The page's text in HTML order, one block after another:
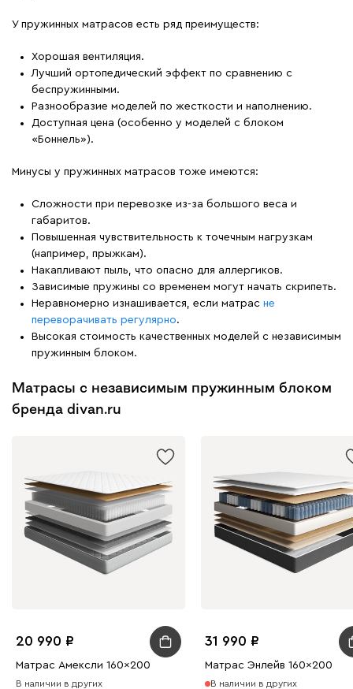
У пружинных матрасов есть ряд преимуществ:
Хорошая вентиляция.
Лучший ортопедический эффект по сравнению с
беспружинными.
Разнообразие моделей по жесткости и наполнению.
Доступная цена (особенно у моделей с блоком
«Боннель»).
Минусы у пружинных матрасов тоже имеются:
Сложности при перевозке из-за большого веса и
габаритов.
Повышенная чувствительность к точечным нагрузкам
(например, прыжкам).
Накапливают пыль, что опасно для аллергиков.
Зависимые пружины со временем могут начать скрипеть.
Неравномерно изнашивается, если матрас не
переворачивать регулярно.
Высокая стоимость качественных моделей с независимым
пружинным блоком.
Матрасы с независимым пружинным блоком
бренда divan.ru
20 990
Матрас Амексли 160x200
В наличии в других
31 990
Матрас Энлейв 160x200
В наличии в других